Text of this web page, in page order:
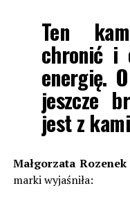
Ten
chronić i
energię.
jeszcze
jest z
Małgorzata
marki wyjaśniła: